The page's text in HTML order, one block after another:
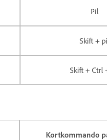
Pil
Skift +
Skift + Ctrl
Kortkommando